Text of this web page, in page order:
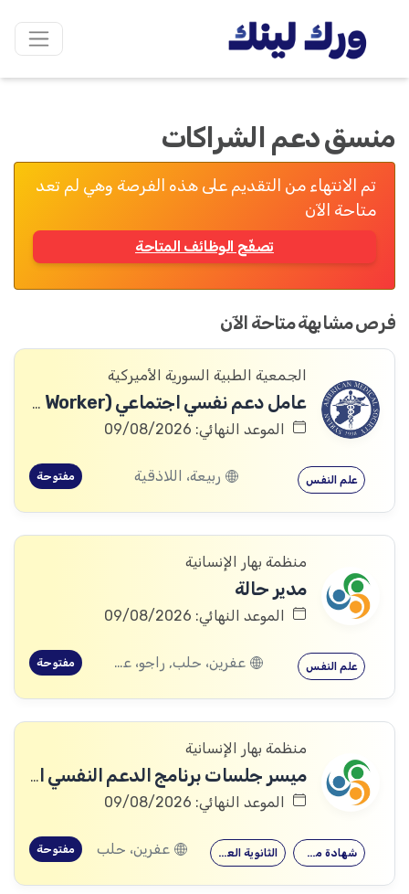
منسق دعم الشراكات
تم الانتهاء من التقديم على هذه الفرصة وهي لم تعد
متاحة الآن
تصفّح الوظائف المتاحة
فرص مشابهة متاحة الآن
الجمعية الطبية السورية الأميركية
عامل دعم نفسي اجتماعي (PSS Worker)
الموعد النهائي: 09/08/2026
علم النفس ربيعة، اللاذقية مفتوحة
منظمة بهار الإنسانية
مدير حالة
الموعد النهائي: 09/08/2026
علم النفس عفرين، حلب, راجو، عفرين، حلب مفتوحة
منظمة بهار الإنسانية
ميسر جلسات برنامج الدعم النفسي الاجتماعي
الموعد النهائي: 09/08/2026
الثانوية العامة شهادة معهد عفرين، حلب مفتوحة